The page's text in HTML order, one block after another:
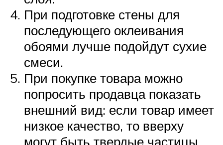
При подготовке стены для
последующего оклеивания
обоями лучше подойдут сухие
смеси.
При покупке товара можно
попросить продавца показать
внешний вид: если товар имеет
низкое качество, то вверху
могут быть твердые частицы.